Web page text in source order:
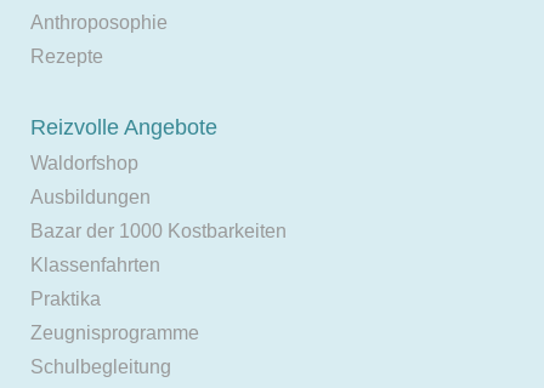
Anthroposophie
Rezepte
Reizvolle Angebote
Waldorfshop
Ausbildungen
Bazar der 1000 Kostbarkeiten
Klassenfahrten
Praktika
Zeugnisprogramme
Schulbegleitung